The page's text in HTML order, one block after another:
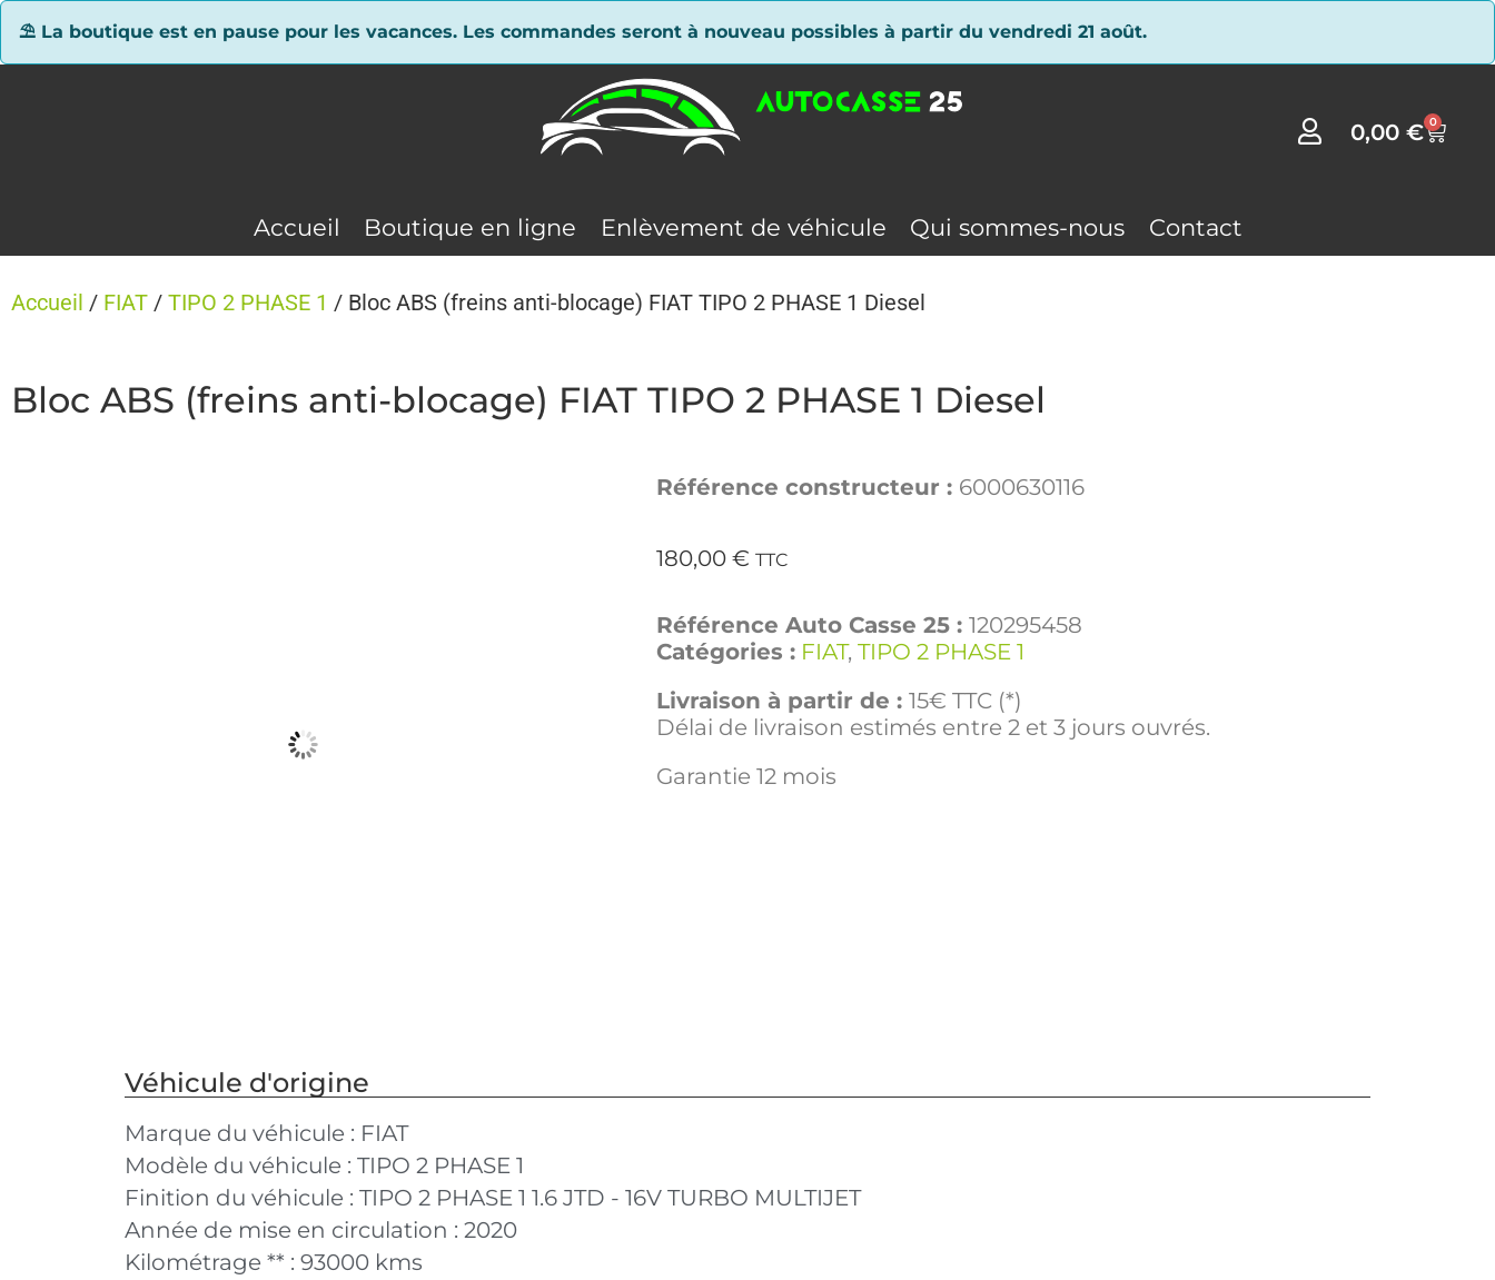
⛱ La boutique est en pause pour les vacances. Les commandes seront à nouveau possibles à partir du vendredi 21 août.
0,00€ 0
Accueil Boutique en ligne Enlèvement de véhicule Qui sommes-nous Contact
Accueil / FIAT / TIPO 2 PHASE 1 / Bloc ABS (freins anti-blocage) FIAT TIPO 2 PHASE 1 Diesel
Bloc ABS (freins anti-blocage) FIAT TIPO 2 PHASE 1 Diesel
Référence constructeur : 6000630116
180,00 € TTC
Référence Auto Casse 25 : 120295458
Catégories : FIAT, TIPO 2 PHASE 1
Livraison à partir de : 15€ TTC (*)
Délai de livraison estimés entre 2 et 3 jours ouvrés.
Garantie 12 mois
Véhicule d'origine
Marque du véhicule : FIAT
Modèle du véhicule : TIPO 2 PHASE 1
Finition du véhicule : TIPO 2 PHASE 1 1.6 JTD - 16V TURBO MULTIJET
Année de mise en circulation : 2020
Kilométrage ** : 93000 kms
Panneau de gestion des cookies